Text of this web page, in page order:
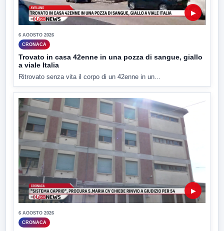
▶
6 AGOSTO 2026
CRONACA
Trovato in casa 42enne in una pozza di sangue, giallo
a viale Italia
Ritrovato senza vita il corpo di un 42enne in un...
▶
6 AGOSTO 2026
CRONACA